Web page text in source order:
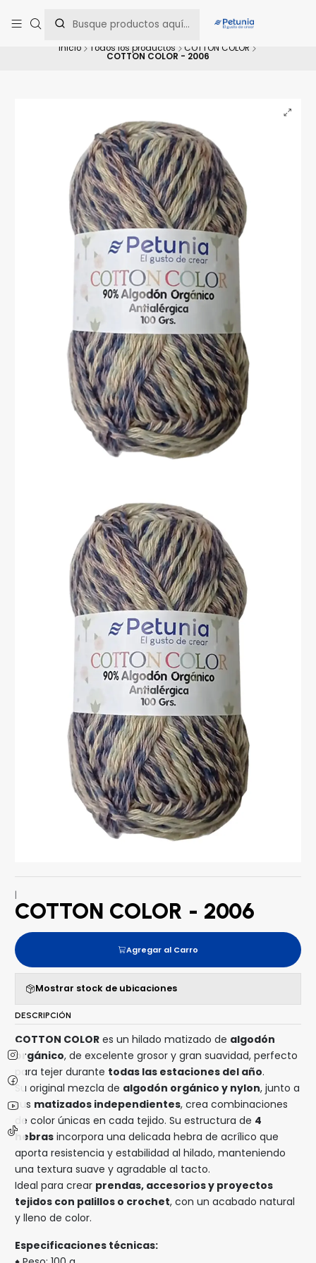
una asesoría personalizada.
Inicio Todos los productos COTTON COLOR
COTTON COLOR - 2006
COTTON COLOR - 2006
Agregar al Carro
Mostrar stock de ubicaciones
DESCRIPCIÓN
COTTON COLOR es un hilado matizado de algodón
orgánico, de excelente grosor y gran suavidad, perfecto
para tejer durante todas las estaciones del año.
Su original mezcla de algodón orgánico y nylon, junto a
sus matizados independientes, crea combinaciones
de color únicas en cada tejido. Su estructura de 4
hebras incorpora una delicada hebra de acrílico que
aporta resistencia y estabilidad al hilado, manteniendo
una textura suave y agradable al tacto.
Ideal para crear prendas, accesorios y proyectos
tejidos con palillos o crochet, con un acabado natural
y lleno de color.
Especificaciones técnicas: